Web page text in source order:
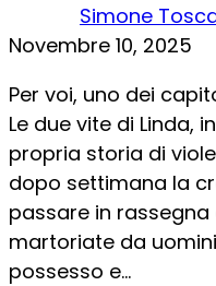
Simone
Novembre 10, 2025
Per voi, uno dei
Le due vite di Linda,
propria storia di
dopo settimana la
passare in
martoriate da
possesso e...